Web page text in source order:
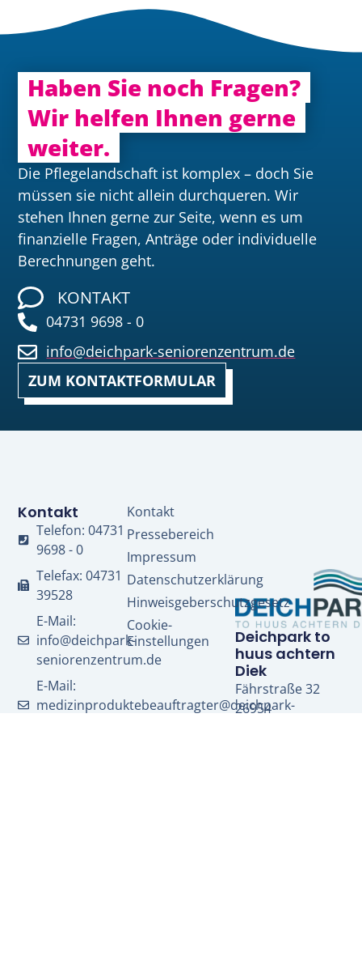
Haben Sie noch Fragen?
Wir helfen Ihnen gerne
weiter.
Die Pflegelandschaft ist komplex – doch Sie
müssen sie nicht allein durchqueren. Wir
stehen Ihnen gerne zur Seite, wenn es um
finanzielle Fragen, Anträge oder individuelle
Berechnungen geht.
KONTAKT
04731 9698 - 0
info@deichpark-seniorenzentrum.de
ZUM KONTAKTFORMULAR
Deichpark to
huus achtern
Diek
Fährstraße 32
26954
Kontakt
Telefon: 04731
9698 - 0
Telefax: 04731
39528
E-Mail:
info@deichpark-
seniorenzentrum.de
E-Mail:
medizinproduktebeauftragter@deichpark-
Kontakt
Pressebereich
Impressum
Datenschutzerklärung
Hinweisgeberschutzgesetz
Cookie-
Einstellungen